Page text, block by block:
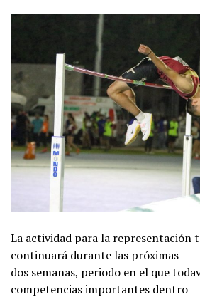
La actividad para la representación
continuará durante las próximas
dos semanas, periodo en el que
competencias importantes dentro